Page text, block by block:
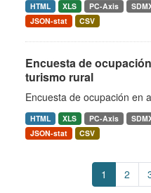
HTML XLS PC-Axis
JSON-stat
CSV
Encuesta de
turismo rural
Encuesta de ocupación en
HTML XLS PC-Axis
JSON-stat
CSV
1 2